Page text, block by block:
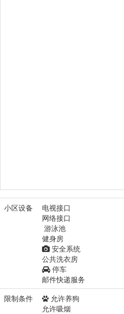
小区设备 电视接口
网络接口
游泳池
健身房
安全系统
公共洗衣房
停车
邮件快递服务
限制条件
允许养狗
允许吸烟